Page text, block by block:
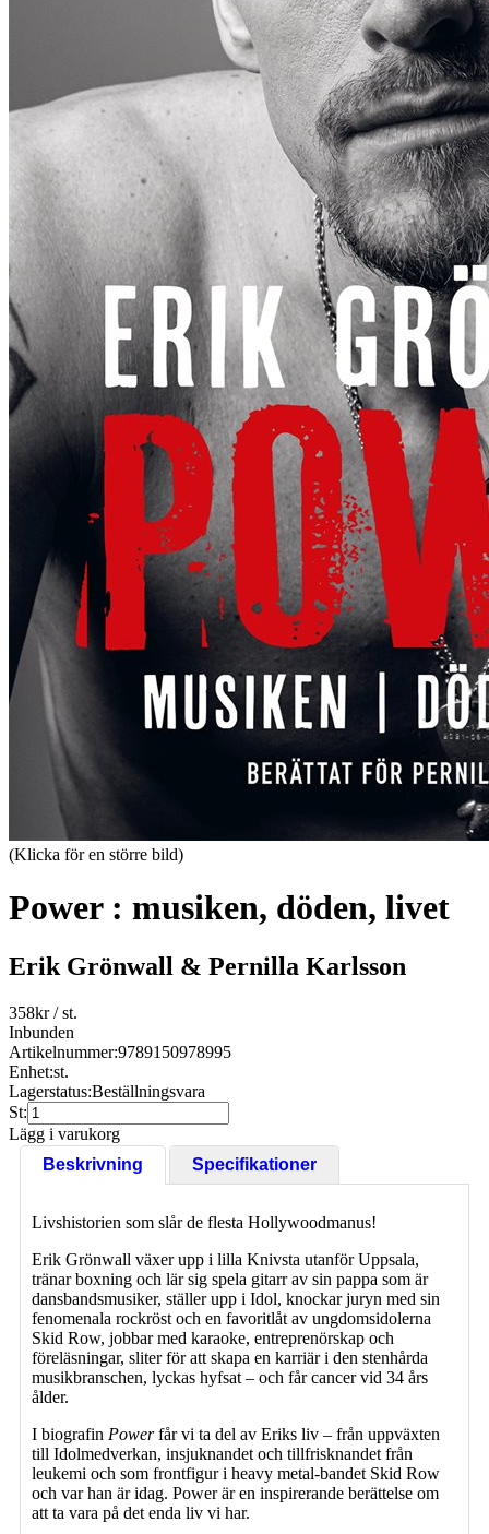
(Klicka för en större bild)
Power : musiken, döden, livet
Erik Grönwall & Pernilla Karlsson
358kr/ st.
Inbunden
Artikelnummer:9789150978995
Enhet:st.
Lagerstatus:Beställningsvara
St:
Lägg i varukorg
Beskrivning
Specifikationer
Livshistorien som slår de flesta Hollywoodmanus!
Erik Grönwall växer upp i lilla Knivsta utanför Uppsala,
tränar boxning och lär sig spela gitarr av sin pappa som är
dansbandsmusiker, ställer upp i Idol, knockar juryn med sin
fenomenala rockröst och en favoritlåt av ungdomsidolerna
Skid Row, jobbar med karaoke, entreprenörskap och
föreläsningar, sliter för att skapa en karriär i den stenhårda
musikbranschen, lyckas hyfsat – och får cancer vid 34 års
ålder.
I biografin Powerfår vi ta del av Eriks liv – från uppväxten
till Idolmedverkan, insjuknandet och tillfrisknandet från
leukemi och som frontfigur i heavy metal-bandet Skid Row
och var han är idag. Power är en inspirerande berättelse om
att ta vara på det enda liv vi har.